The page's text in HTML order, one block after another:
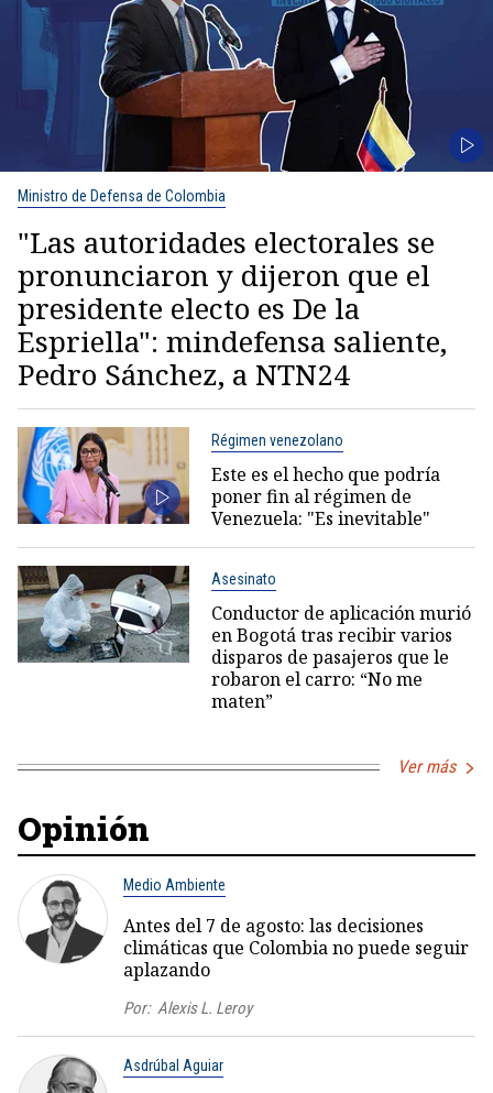
Ministro de Defensa de Colombia
"Las autoridades electorales se
pronunciaron y dijeron que el
presidente electo es De la
Espriella": mindefensa saliente,
Pedro Sánchez, a NTN24
Régimen venezolano
Este es el hecho que podría
poner fin al régimen de
Venezuela: "Es inevitable"
Asesinato
Conductor de aplicación murió
en Bogotá tras recibir varios
disparos de pasajeros que le
robaron el carro: “No me
maten”
Ver más
Opinión
Medio Ambiente
Antes del 7 de agosto: las decisiones
climáticas que Colombia no puede seguir
aplazando
Por: Alexis L. Leroy
Asdrúbal Aguiar